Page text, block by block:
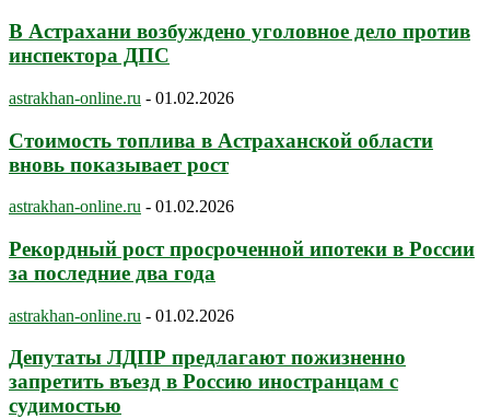
В Астрахани возбуждено уголовное дело против
инспектора ДПС
astrakhan-online.ru - 01.02.2026
Стоимость топлива в Астраханской области
вновь показывает рост
astrakhan-online.ru - 01.02.2026
Рекордный рост просроченной ипотеки в России
за последние два года
astrakhan-online.ru - 01.02.2026
Депутаты ЛДПР предлагают пожизненно
запретить въезд в Россию иностранцам с
судимостью